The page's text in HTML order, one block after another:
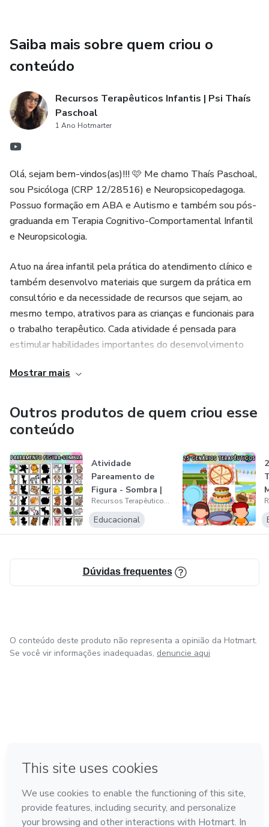
Saiba mais sobre quem criou o
conteúdo
Recursos Terapêuticos Infantis | Psi Thaís
Paschoal
1 Ano Hotmarter
Olá, sejam bem-vindos(as)!!! 🩷 Me chamo ​Thaís Paschoal,
sou Psicóloga (CRP 12/28516) e Neuropsicopedagoga.
Possuo formação em ABA e Autismo e também sou pós-
graduanda em Terapia Cognitivo-Comportamental Infantil
e Neuropsicologia.
Atuo na área infantil pela prática do atendimento clínico e
também desenvolvo materiais que surgem da prática em
consultório e da necessidade de recursos que sejam, ao
mesmo tempo, atrativos para as crianças e funcionais para
o trabalho terapêutico. Cada atividade é pensada para
estimular habilidades importantes do desenvolvimento
de cada criança.
Mostrar mais
Outros produtos de quem criou esse
conteúdo
Atividade
Pareamento de
Figura - Sombra |
84 Pares
Recursos Terapêuticos Infantis | Psi Thaís Paschoal
Educacional
Dúvidas frequentes
O conteúdo deste produto não representa a opinião da Hotmart.
Se você vir informações inadequadas, denuncie aqui
Feito com ❤ em Bogotá